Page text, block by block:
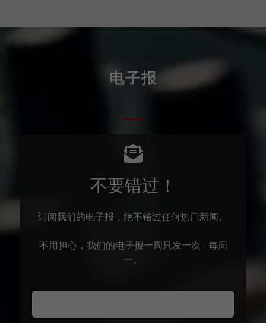
电子报
不要错过！
订阅我们的电子报，绝不错过任何热门新闻。
不用担心，我们的电子报一周只发一次 - 每周
一。